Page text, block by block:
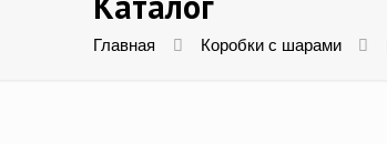
Главная Коробки с шарами